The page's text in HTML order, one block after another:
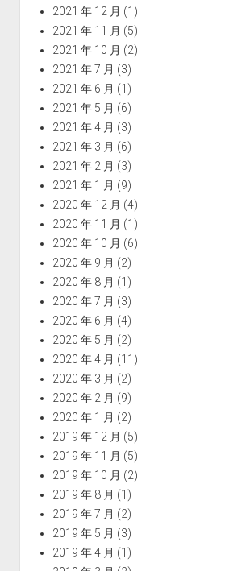
2021 年 12 月 (1)
2021 年 11 月 (5)
2021 年 10 月 (2)
2021 年 7 月 (3)
2021 年 6 月 (1)
2021 年 5 月 (6)
2021 年 4 月 (3)
2021 年 3 月 (6)
2021 年 2 月 (3)
2021 年 1 月 (9)
2020 年 12 月 (4)
2020 年 11 月 (1)
2020 年 10 月 (6)
2020 年 9 月 (2)
2020 年 8 月 (1)
2020 年 7 月 (3)
2020 年 6 月 (4)
2020 年 5 月 (2)
2020 年 4 月 (11)
2020 年 3 月 (2)
2020 年 2 月 (9)
2020 年 1 月 (2)
2019 年 12 月 (5)
2019 年 11 月 (5)
2019 年 10 月 (2)
2019 年 8 月 (1)
2019 年 7 月 (2)
2019 年 5 月 (3)
2019 年 4 月 (1)